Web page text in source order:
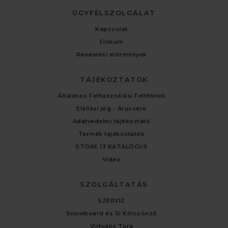
ÜGYFÉLSZOLGÁLAT
Kapcsolat
Fiókom
Rendelési előzmények
TÁJÉKOZTATÓK
Általános Felhasználási Feltételek
Elállási jog - Árucsere
Adatvédelmi tájékoztató
Termék tájékoztatók
STORE 13 KATALÓGUS
Video
SZOLGÁLTATÁS
SZERVIZ
Snowboard és Sí Kölcsönző
Virtuális Túra